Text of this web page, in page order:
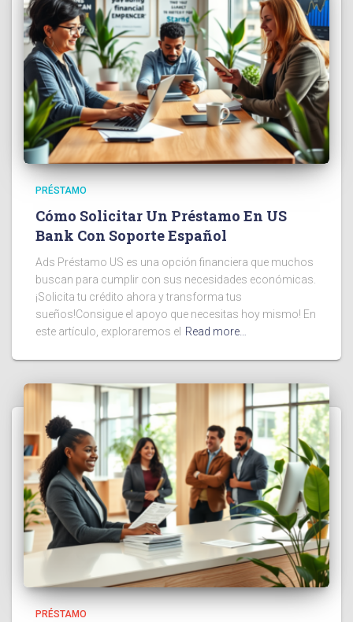
PRÉSTAMO
Cómo Solicitar Un Préstamo En US
Bank Con Soporte Español
Ads Préstamo US es una opción financiera que muchos
buscan para cumplir con sus necesidades económicas.
¡Solicita tu crédito ahora y transforma tus
sueños!Consigue el apoyo que necesitas hoy mismo! En
este artículo, exploraremos el Read more…
PRÉSTAMO